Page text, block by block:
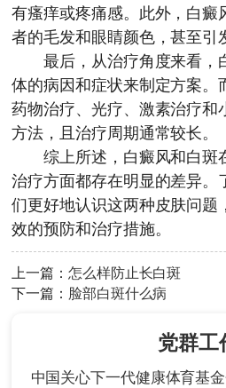
有瘙痒或疼痛感。此外，白癜
者的毛发和眼睛颜色，甚至引
最后，从治疗角度来看，
体的病因和症状来制定方案。
药物治疗、光疗、激素治疗和
方法，且治疗周期通常较长。
综上所述，白癜风和白斑
治疗方面都存在明显的差异。
们更好地认识这两种皮肤问题
效的预防和治疗措施。
上一篇：怎么样防止长白斑
下一篇： 脸部白斑什么病
党群工
中国关心下一代健康体育基